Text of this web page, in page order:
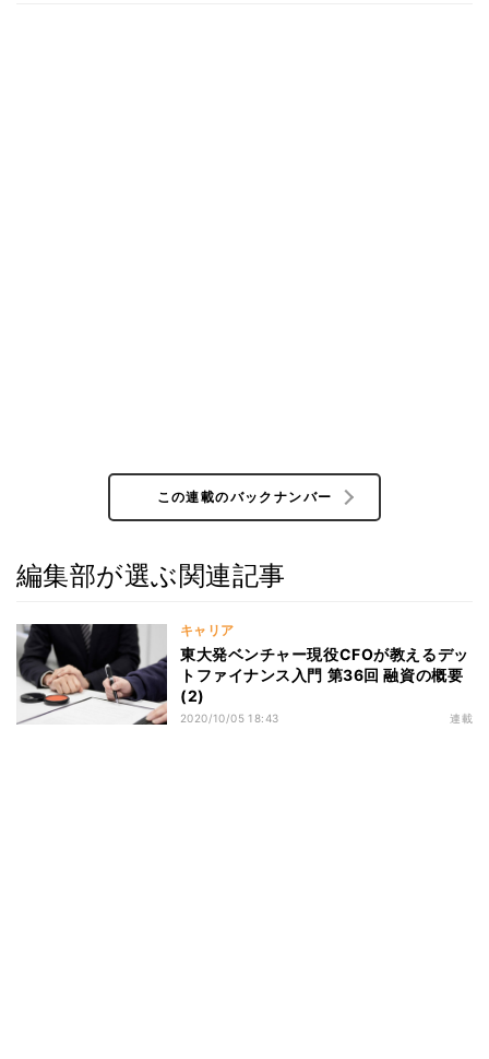
この連載のバックナンバー
編集部が選ぶ関連記事
キャリア
東大発ベンチャー現役CFOが教えるデッ
トファイナンス入門 第36回 融資の概要
(2)
2020/10/05 18:43 連載